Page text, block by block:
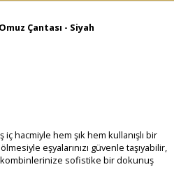
Çantası - Siyah
hacmiyle hem şık hem kullanışlı bir
eşyalarınızı güvenle taşıyabilir,
sofistike bir dokunuş